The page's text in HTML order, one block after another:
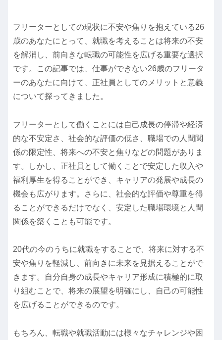
フリーターとしての現状に不安や焦りを抱えている26
歳のあなたにとって、就職を考えることは将来の不安
を解消し、前向きな転職の可能性を広げる重要な選択
です。この記事では、仕事ができない26歳のフリータ
ーのあなたに向けて、正社員としてのメリットと意義
について探ってきました。
フリーターとして働くことには自己成長の停滞や経済
的な不安定さ、社会的な評価の低さ、職場での人間関
係の限定性、将来への不安と焦りなどの問題がありま
す。しかし、正社員として働くことで安定した収入や
福利厚生を得ることができ、キャリアの発展や成長の
機会も広がります。さらに、社会的な評価や尊重を得
ることができるだけでなく、安定した職場環境と人間
関係を築くことも可能です。
20代の今のうちに就職をすることで、将来に対する不
安や焦りを軽減し、前向きに未来を見据えることがで
きます。自分自身の成長やキャリア形成に積極的に取
り組むことで、将来の展望を明確にし、自己の可能性
を広げることができるのです。
もちろん、転職や就職活動には様々なチャレンジや困